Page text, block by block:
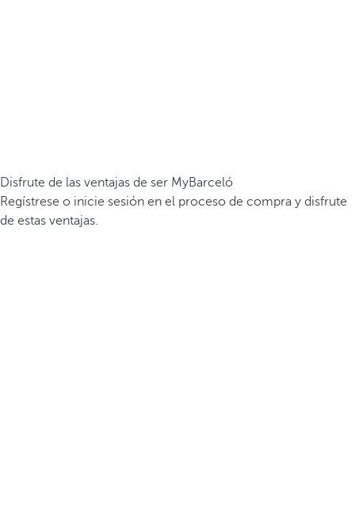
Disfrute de las ventajas de ser MyBarceló
Regístrese o inicie sesión en el proceso de compra y disfrute
de estas ventajas.